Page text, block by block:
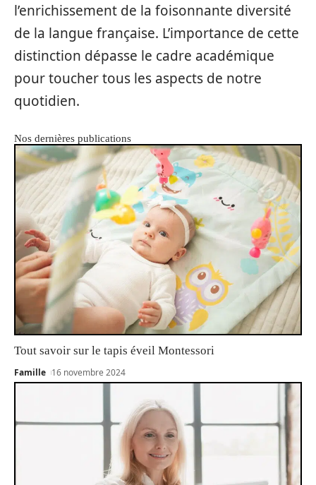
l’enrichissement de la foisonnante diversité
de la langue française. L’importance de cette
distinction dépasse le cadre académique
pour toucher tous les aspects de notre
quotidien.
Nos dernières publications
Tout savoir sur le tapis éveil Montessori
Famille 16 novembre 2024